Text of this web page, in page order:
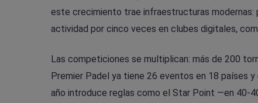
este crecimiento trae infraestructuras modernas:
actividad por cinco veces en clubes digitales,
Las competiciones se multiplican: más de 200
Premier Padel ya tiene 26 eventos en 18 países
año introduce reglas como el Star Point —en 40-